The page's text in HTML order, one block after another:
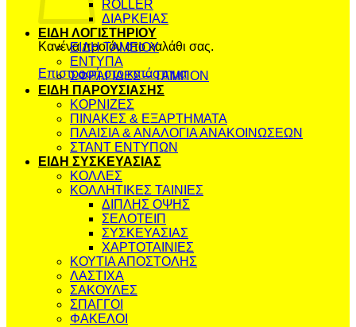
Κανένα προϊόν στο καλάθι σας.
Επιστροφή στο κατάστημα
ROLLER
ΔΙΑΡΚΕΙΑΣ
ΕΙΔΗ ΛΟΓΙΣΤΗΡΙΟΥ
ΕΙΔΗ ΤΑΜΕΙΟΥ
ΕΝΤΥΠΑ
ΣΦΡΑΓΙΔΕΣ – ΤΑΜΠΟΝ
ΕΙΔΗ ΠΑΡΟΥΣΙΑΣΗΣ
ΚΟΡΝΙΖΕΣ
ΠΙΝΑΚΕΣ & ΕΞΑΡΤΗΜΑΤΑ
ΠΛΑΙΣΙΑ & ΑΝΑΛΟΓΙΑ ΑΝΑΚΟΙΝΩΣΕΩΝ
ΣΤΑΝΤ ΕΝΤΥΠΩΝ
ΕΙΔΗ ΣΥΣΚΕΥΑΣΙΑΣ
ΚΟΛΛΕΣ
ΚΟΛΛΗΤΙΚΕΣ ΤΑΙΝΙΕΣ
ΔΙΠΛΗΣ ΟΨΗΣ
ΣΕΛΟΤΕΙΠ
ΣΥΣΚΕΥΑΣΙΑΣ
ΧΑΡΤΟΤΑΙΝΙΕΣ
ΚΟΥΤΙΑ ΑΠΟΣΤΟΛΗΣ
ΛΑΣΤΙΧΑ
ΣΑΚΟΥΛΕΣ
ΣΠΑΓΓΟΙ
ΦΑΚΕΛΟΙ